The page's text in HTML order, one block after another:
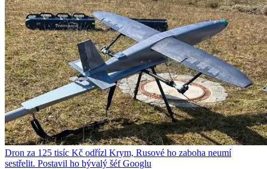
Dron za 125 tisíc Kč odřízl Krym, Rusové ho zaboha neumí
sestřelit. Postavil ho bývalý šéf Googlu